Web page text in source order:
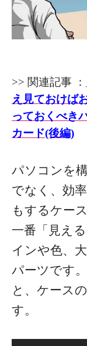
>> 関連記事 ：
え見ておけば
っておくべき
カード(後編)
パソコンを
でなく、効
もするケー
一番「見え
インや色、
パーツです
と、ケース
す。